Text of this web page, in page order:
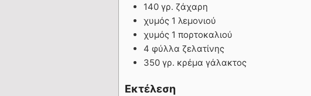
140 γρ. ζάχαρη
χυμός 1 λεμονιού
χυμός 1 πορτοκαλιού
4 φύλλα ζελατίνης
350 γρ. κρέμα γάλακτος
Εκτέλεση